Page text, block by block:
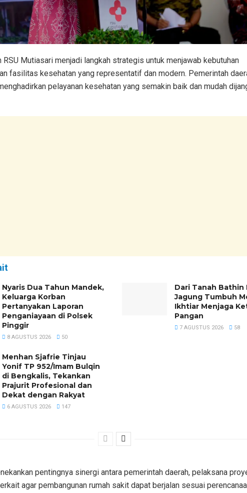
RSU Mutiasari menjadi langkah strategis untuk menjawab kebutuhan
fasilitas kesehatan yang representatif dan modern. Pemerintah
pelayanan kesehatan yang semakin baik dan mudah
Nyaris Dua Tahun Mandek,
Keluarga Korban
Pertanyakan Laporan
Penganiayaan di Polsek
Pinggir
8 AGUSTUS 2026 50
Dari Tanah Bathin
Jagung Tumbuh
Ikhtiar Menjaga
Pangan
7 AGUSTUS 2026 58
Menhan Sjafrie Tinjau
Yonif TP 952/Imam Bulqin
di Bengkalis, Tekankan
Prajurit Profesional dan
Dekat dengan Rakyat
6 AGUSTUS 2026 147
pentingnya sinergi antara pemerintah daerah, pelaksana
agar pembangunan rumah sakit dapat berjalan sesuai